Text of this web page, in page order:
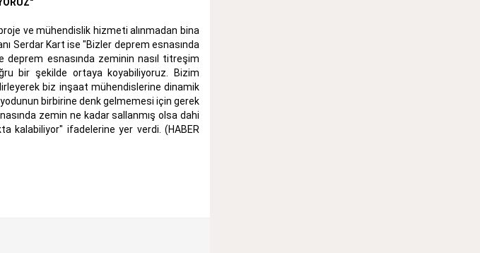
ve mühendislik hizmeti alınmadan bina
Serdar Kart ise "Bizler deprem esnasında
deprem esnasında zeminin nasıl titreşim
bir şekilde ortaya koyabiliyoruz. Bizim
biz inşaat mühendislerine dinamik
birbirine denk gelmemesi için gerek
zemin ne kadar sallanmış olsa dahi
kalabiliyor" ifadelerine yer verdi. (HABER